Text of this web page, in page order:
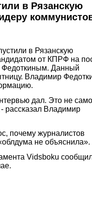
в Рязанскую
в Рязанскую
от КПРФ на
Федоткиным. Данный
Владимир
дал. Это не
рассказал Владимир
почему журналистов
не объяснила».
Vidsboku